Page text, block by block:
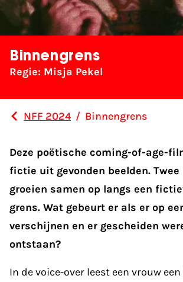
Binnengrens
Regie: Misja Pekel
NFF 2024 / Binnengrens
Deze poëtische coming-of-age-
fictie uit gevonden beelden.
groeien samen op langs een
grens. Wat gebeurt er als er op
verschijnen en er gescheiden
ontstaan?
In de voice-over leest een vrouw